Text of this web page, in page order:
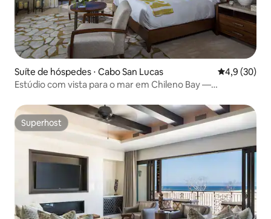
Suíte de hóspedes ⋅ Cabo San Lucas 4,9 de uma
4,9 (30)
Estúdio com vista para o mar em Chileno Bay —
Superhost
Superhost